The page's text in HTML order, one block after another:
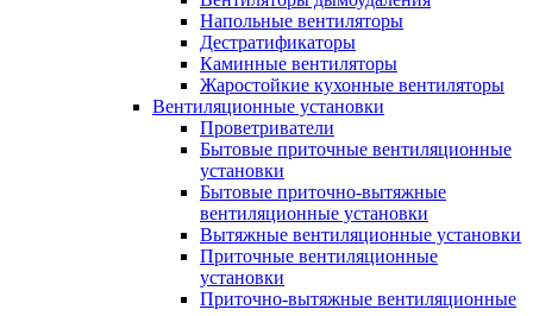
Напольные вентиляторы
Дестратификаторы
Каминные вентиляторы
Жаростойкие кухонные вентиляторы
Вентиляционные установки
Проветриватели
Бытовые приточные вентиляционные
установки
Бытовые приточно-вытяжные
вентиляционные установки
Вытяжные вентиляционные установки
Приточные вентиляционные
установки
Приточно-вытяжные вентиляционные